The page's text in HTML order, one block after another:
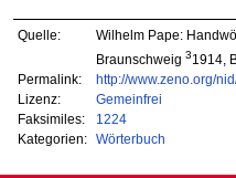
Quelle:
Wilhelm Pape:
Braunschweig 31914,
Permalink:
http://www.zeno.org/
Lizenz:
Gemeinfrei
Faksimiles:
1224
Kategorien:
Wörterbuch